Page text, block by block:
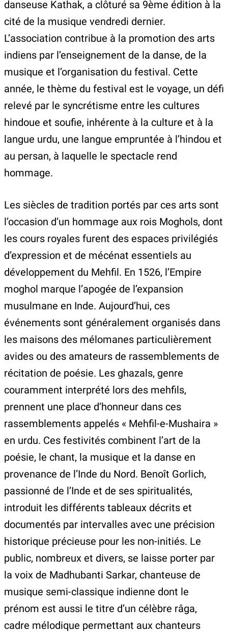
danseuse Kathak, a clôturé sa 9ème édition à la
cité de la musique vendredi dernier.
L’association contribue à la promotion des arts
indiens par l’enseignement de la danse, de la
musique et l’organisation du festival. Cette
année, le thème du festival est le voyage, un défi
relevé par le syncrétisme entre les cultures
hindoue et soufie, inhérente à la culture et à la
langue urdu, une langue empruntée à l’hindou et
au persan, à laquelle le spectacle rend
hommage.
Les siècles de tradition portés par ces arts sont
l’occasion d’un hommage aux rois Moghols, dont
les cours royales furent des espaces privilégiés
d’expression et de mécénat essentiels au
développement du Mehfil. En 1526, l’Empire
moghol marque l’apogée de l’expansion
musulmane en Inde. Aujourd’hui, ces
événements sont généralement organisés dans
les maisons des mélomanes particulièrement
avides ou des amateurs de rassemblements de
récitation de poésie. Les ghazals, genre
couramment interprété lors des mehfils,
prennent une place d’honneur dans ces
rassemblements appelés « Mehfil-e-Mushaira »
en urdu. Ces festivités combinent l’art de la
poésie, le chant, la musique et la danse en
provenance de l’Inde du Nord. Benoît Gorlich,
passionné de l’Inde et de ses spiritualités,
introduit les différents tableaux décrits et
documentés par intervalles avec une précision
historique précieuse pour les non-initiés. Le
public, nombreux et divers, se laisse porter par
la voix de Madhubanti Sarkar, chanteuse de
musique semi-classique indienne dont le
prénom est aussi le titre d’un célèbre râga,
cadre mélodique permettant aux chanteurs